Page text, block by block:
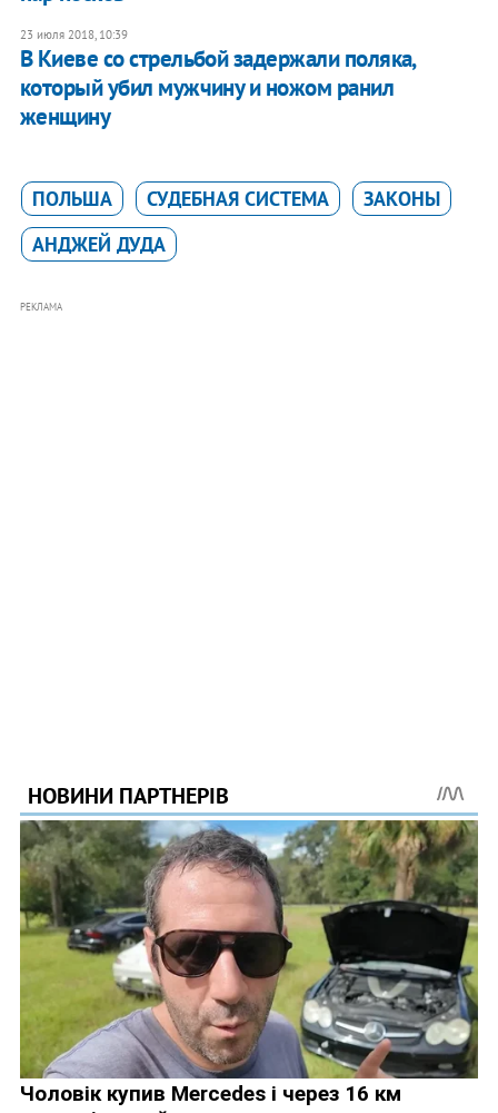
23 июля 2018, 10:39
В Киеве со стрельбой задержали поляка,
который убил мужчину и ножом ранил
женщину
ПОЛЬША СУДЕБНАЯ СИСТЕМА
ЗАКОНЫ
АНДЖЕЙ ДУДА
РЕКЛАМА